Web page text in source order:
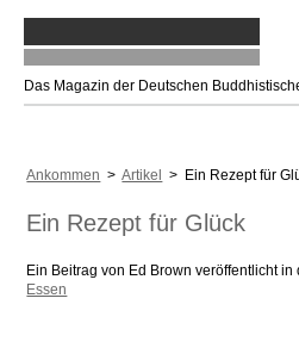
Das Magazin der Deutschen
Ankommen >Artikel > Ein Rezept für
Ein Rezept für Glück
Ein Beitrag von Ed Brown veröffentlicht in
Essen